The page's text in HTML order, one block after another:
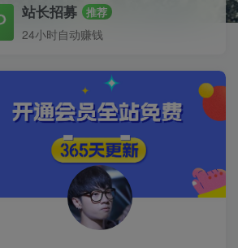
站长招募 推荐
24小时自动赚钱